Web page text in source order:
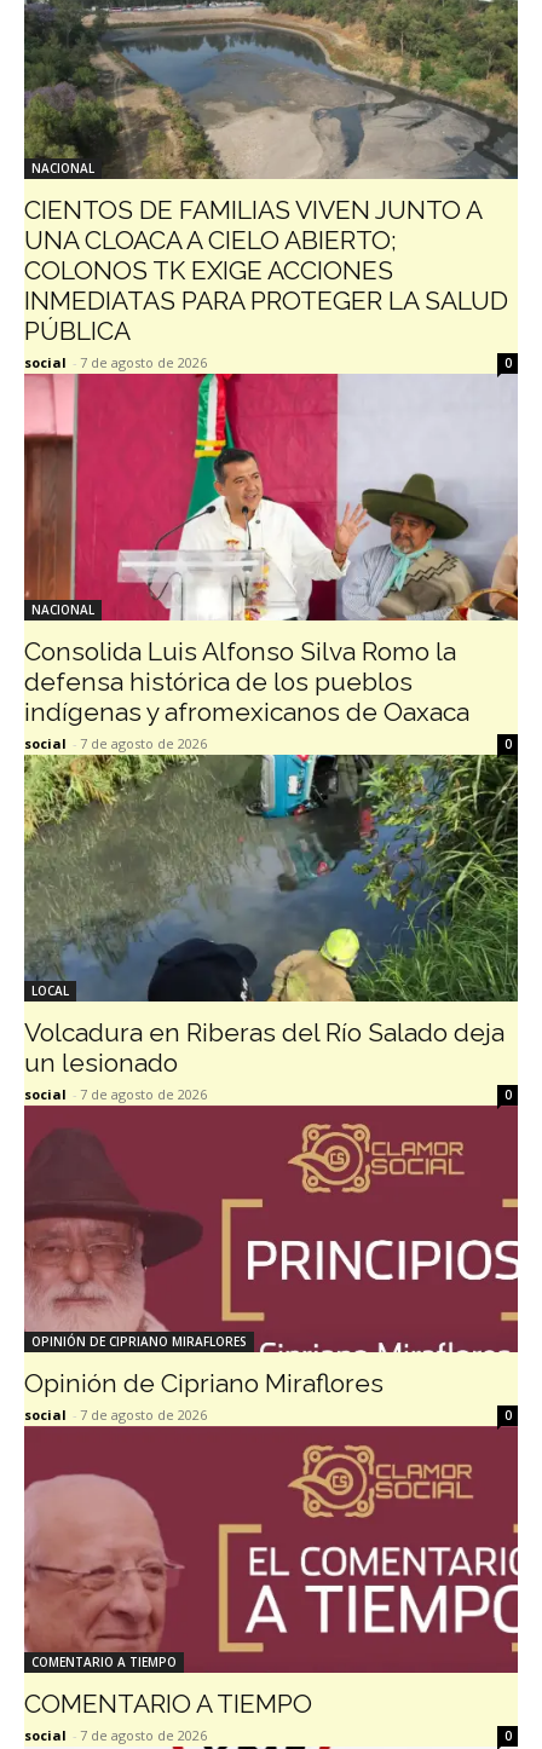
NACIONAL
CIENTOS DE FAMILIAS VIVEN JUNTO A
UNA CLOACA A CIELO ABIERTO;
COLONOS TK EXIGE ACCIONES
INMEDIATAS PARA PROTEGER LA SALUD
PÚBLICA
social - 7 de agosto de 2026 0
NACIONAL
Consolida Luis Alfonso Silva Romo la
defensa histórica de los pueblos
indígenas y afromexicanos de Oaxaca
social - 7 de agosto de 2026 0
LOCAL
Volcadura en Riberas del Río Salado deja
un lesionado
social - 7 de agosto de 2026 0
OPINIÓN DE CIPRIANO MIRAFLORES
Opinión de Cipriano Miraflores
social - 7 de agosto de 2026 0
COMENTARIO A TIEMPO
COMENTARIO A TIEMPO
social - 7 de agosto de 2026 0